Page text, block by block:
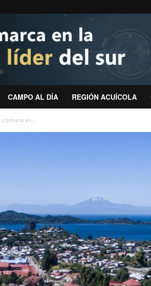
CAMPO AL DÍA REGIÓN ACUÍCOLA
es...